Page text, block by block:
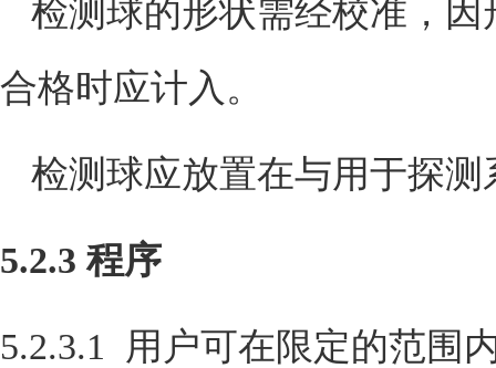
检测球的形状需经校准，
合格时应计入。
检测球应放置在与用于探
5.2.3程序
5.2.3.1 用户可在限定的范围